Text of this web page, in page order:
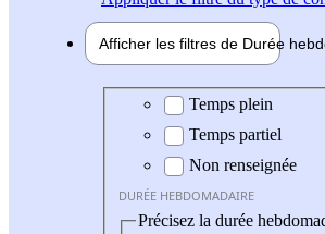
Afficher les filtres de Durée
Durée hebdomadaire
Temps plein
Temps partiel
Non renseignée
DURÉE HEBDOMADAIRE
Précisez la durée